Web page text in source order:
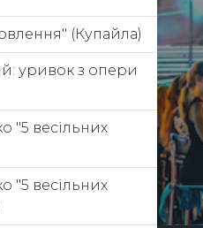
(Купайла)
уривок з опери
"5 весільних
"5 весільних